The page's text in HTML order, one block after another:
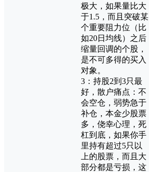
极大，如果量比大
于1.5，而且突破某
个重要阻力位（比
如20日均线）之后
缩量回调的个股，
是不可多得的买入
对象。
3：持股2到3只最
好，散户痛点：不
会空仓，弱势急于
补仓，本金少股票
多，侥幸心理，死
杠到底，如果你手
里持有超过5只以
上的股票，而且大
部分都是亏损，这